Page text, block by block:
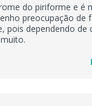
do piriforme e é
preocupação de
pois dependendo